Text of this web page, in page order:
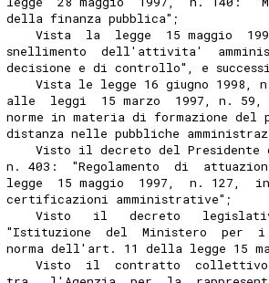
della finanza pubblica";
Vista  la  legge  15 maggio
snellimento  dell'attivita'
decisione e di controllo", e
Vista le legge 16 giugno 1998,
alle  leggi  15 marzo  1997, n. 59,
norme in materia di formazione del
distanza nelle pubbliche
Visto il decreto del
n. 403:  "Regolamento  di
legge  15 maggio  1997,  n. 127,
certificazioni amministrative";
Visto   il   decreto
"Istituzione  del  Ministero  per
norma dell'art. 11 della legge 15
Visto  il  contratto